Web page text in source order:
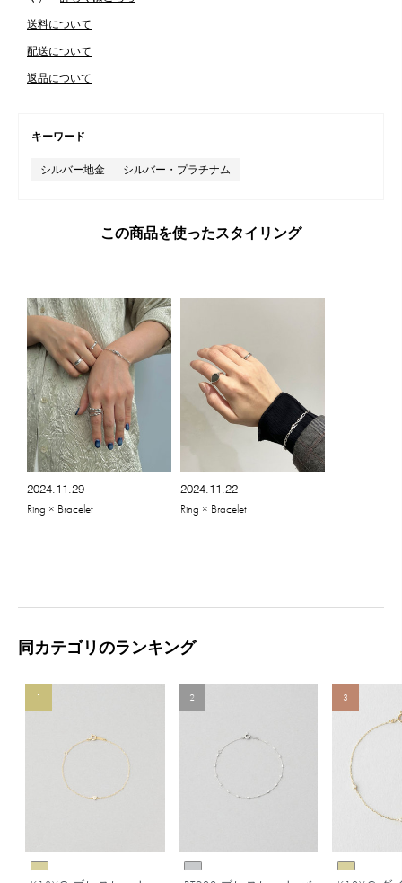
送料について
配送について
返品について
キーワード
シルバー地金 シルバー・プラチナム
この商品を使ったスタイリング
2024.11.29
Ring × Bracelet
2024.11.22
Ring × Bracelet
同カテゴリのランキング
1 2 3